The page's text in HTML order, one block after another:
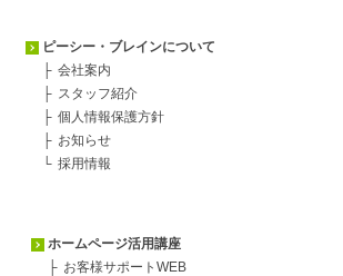
ピーシー・ブレインについて
会社案内
スタッフ紹介
個人情報保護方針
お知らせ
採用情報
ホームページ活用講座
お客様サポートWEB